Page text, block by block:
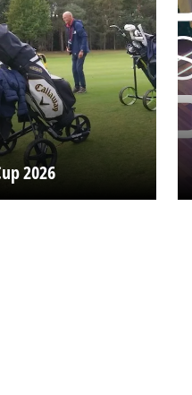
2026